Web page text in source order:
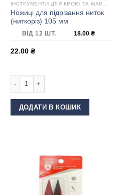
ІНСТРУМЕНТИ ДЛЯ КРОЮ ТА МАРКУВАННЯ
Ножиці для підрізання ниток
(ниткоріз) 105 мм
ВІД 12 ШТ. 18.00 ₴
22.00 ₴
ДОДАТИ В КОШИК